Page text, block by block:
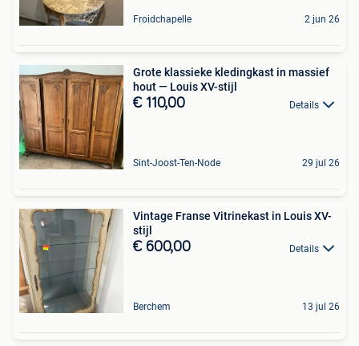
Froidchapelle 2 jun 26
Grote klassieke kledingkast in massief
hout — Louis XV-stijl
€ 110,00 Details
Sint-Joost-Ten-Node 29 jul 26
Vintage Franse Vitrinekast in Louis XV-
stijl
€ 600,00 Details
Berchem 13 jul 26